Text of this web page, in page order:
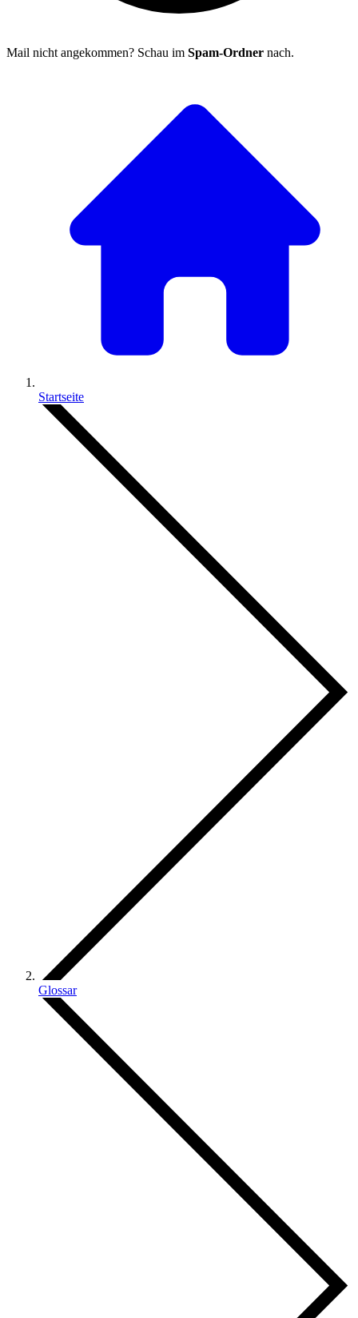
Mail nicht angekommen? Schau im Spam-Ordner nach.
Startseite
Glossar